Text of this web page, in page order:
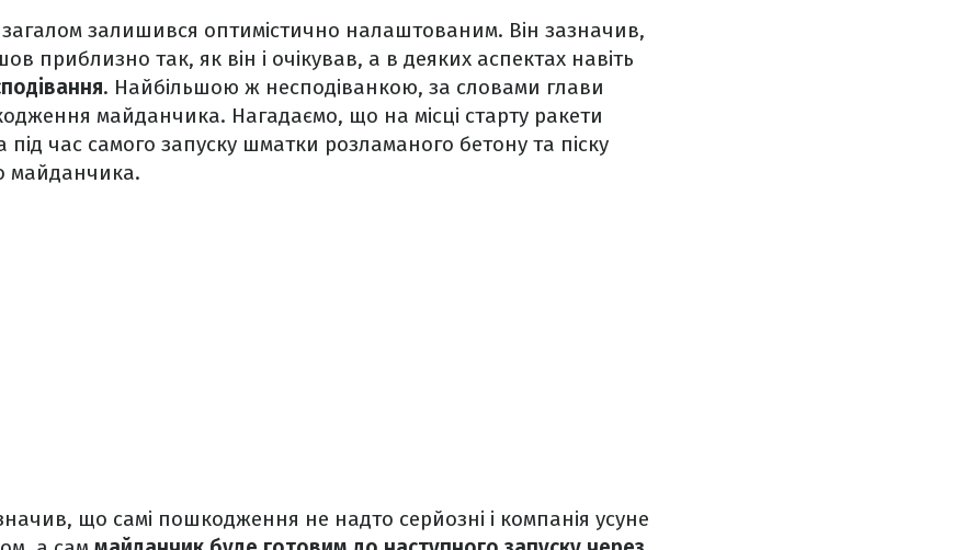
залишився оптимістично налаштованим. Він зазначив,
приблизно так, як він і очікував, а в деяких аспектах навіть
. Найбільшою ж несподіванкою, за словами глави
майданчика. Нагадаємо, що на місці старту ракети
під час самого запуску шматки розламаного бетону та піску
майданчика.
що самі пошкодження не надто серйозні і компанія усуне